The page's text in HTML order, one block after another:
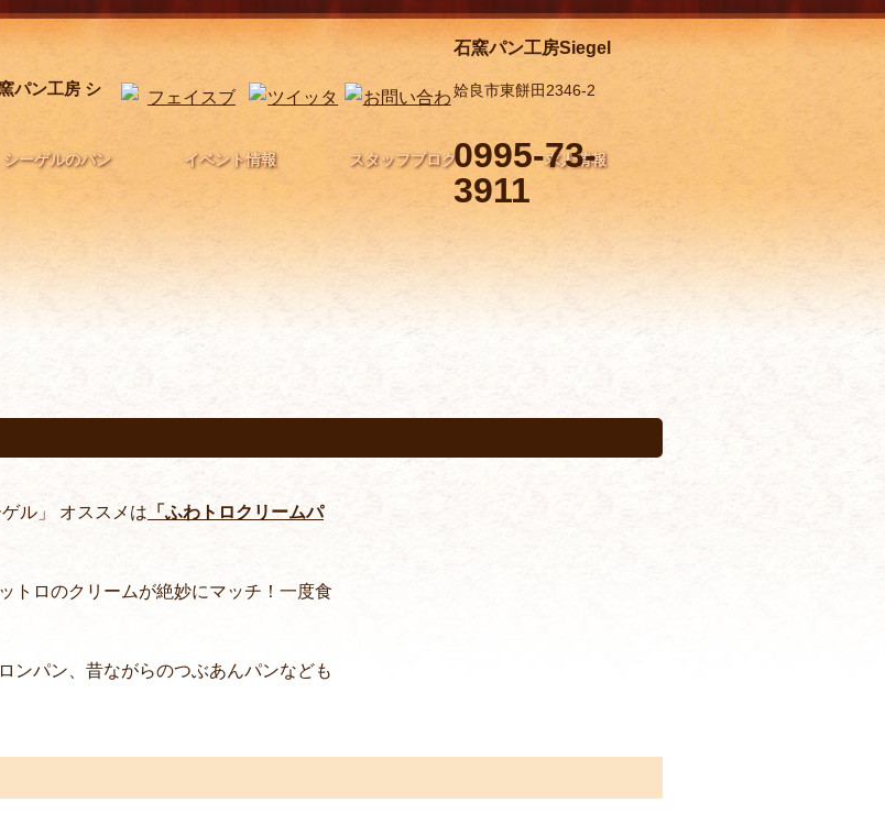
パン工房 シ
石窯パン工房Siegel
姶良市東餅田2346-2
0995-73-
3911
シーゲルのパン イベント情報 スタッフブログ 求人情報
ル」 オススメは 「ふわトロクリームパ
トロのクリームが絶妙にマッチ！一度食
ンパン、昔ながらのつぶあんパンなども